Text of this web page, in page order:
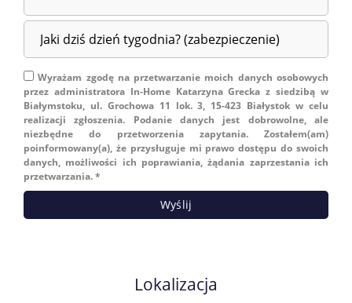
Wyrażam zgodę na przetwarzanie moich danych osobowych
przez administratora In-Home Katarzyna Grecka z siedzibą w
Białymstoku, ul. Grochowa 11 lok. 3, 15-423 Białystok w celu
realizacji zgłoszenia. Podanie danych jest dobrowolne, ale
niezbędne do przetworzenia zapytania. Zostałem(am)
poinformowany(a), że przysługuje mi prawo dostępu do swoich
danych, możliwości ich poprawiania, żądania zaprzestania ich
przetwarzania. *
Lokalizacja